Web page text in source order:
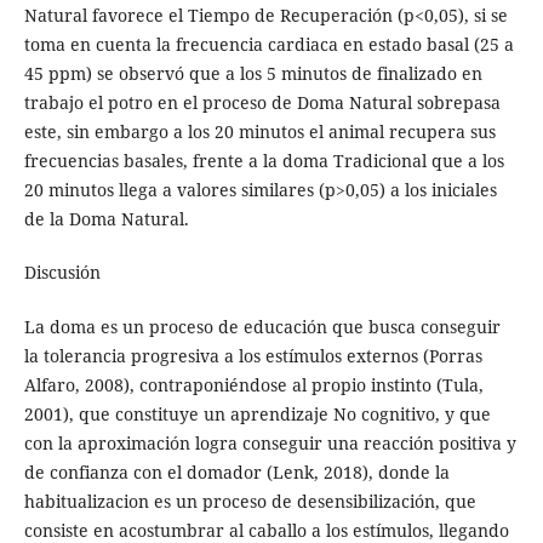
Natural favorece el Tiempo de Recuperación (p<0,05), si se
toma en cuenta la frecuencia cardiaca en estado basal (25 a
45 ppm) se observó que a los 5 minutos de finalizado en
trabajo el potro en el proceso de Doma Natural sobrepasa
este, sin embargo a los 20 minutos el animal recupera sus
frecuencias basales, frente a la doma Tradicional que a los
20 minutos llega a valores similares (p>0,05) a los iniciales
de la Doma Natural.
Discusión
La doma es un proceso de educación que busca conseguir
la tolerancia progresiva a los estímulos externos (Porras
Alfaro, 2008), contraponiéndose al propio instinto (Tula,
2001), que constituye un aprendizaje No cognitivo, y que
con la aproximación logra conseguir una reacción positiva y
de confianza con el domador (Lenk, 2018), donde la
habitualizacion es un proceso de desensibilización, que
consiste en acostumbrar al caballo a los estímulos, llegando